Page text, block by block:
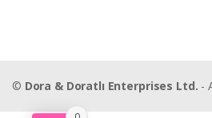
© Dora & Doratlı Enterprises Ltd. -